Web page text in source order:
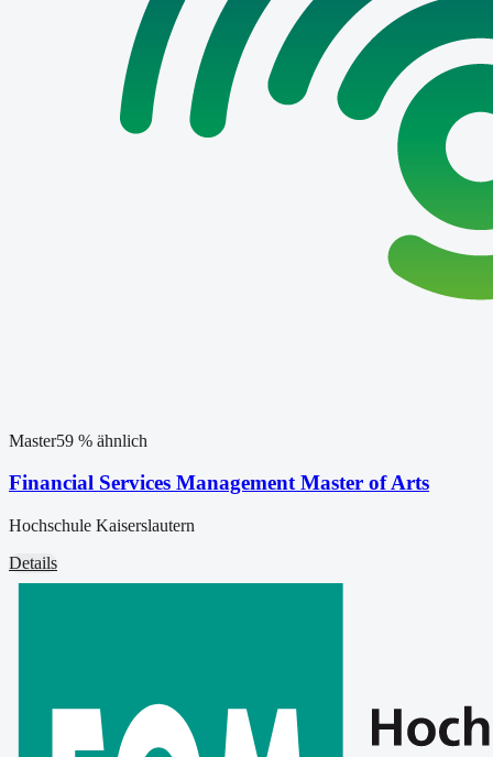
Master59 % ähnlich
Financial Services Management Master of Arts
Hochschule Kaiserslautern
Details